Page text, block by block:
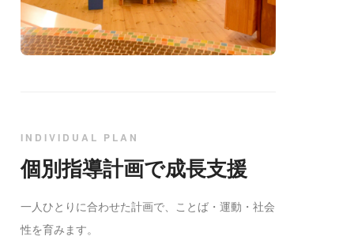
INDIVIDUAL PLAN
個別指導計画で成長支援
一人ひとりに合わせた計画で、ことば・運動・社会
性を育みます。